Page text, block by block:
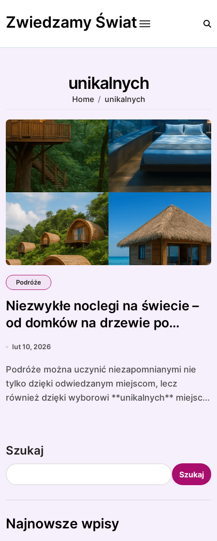
to
content
Zwiedzamy Świat
unikalnych
Home unikalnych
Podróże
Niezwykłe noclegi na świecie –
od domków na drzewie po
podwodne hotele
lut 10, 2026
Podróże można uczynić niezapomnianymi nie
tylko dzięki odwiedzanym miejscom, lecz
również dzięki wyborowi **unikalnych** miejsc...
Szukaj
Szukaj
Najnowsze wpisy